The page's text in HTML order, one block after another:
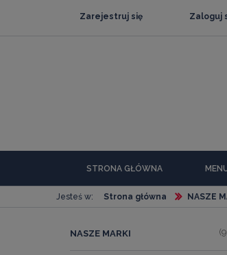
Zarejestruj się Zaloguj
STRONA GŁÓWNA
Jesteś w: Strona główna NASZE
NASZE MARKI